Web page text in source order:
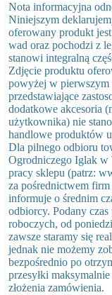
Nota informacyjna
Niniejszym
oferowany produkt
wad oraz pochodzi z
stanowi integralną
Zdjęcie produktu
powyżej w pierwszym
przedstawiające
dodatkowe akcesoria
użytkownika) nie
handlowe produktów
Dla pilnego odbioru
Ogrodniczego Iglak w
pracy sklepu (patrz:
za pośrednictwem
informuje o średnim
odbiorcy. Podany
roboczych, od
zawsze staramy się
jednak nie możemy
bezpośrednio po
przesyłki
złożenia zamówienia.